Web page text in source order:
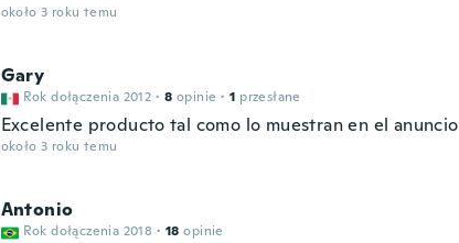
około 3 roku temu
Gary
Rok dołączenia 2012 · 8 opinie · 1 przesłane
Excelente producto tal como lo muestran en el anuncio
około 3 roku temu
Antonio
Rok dołączenia 2018 · 18 opinie